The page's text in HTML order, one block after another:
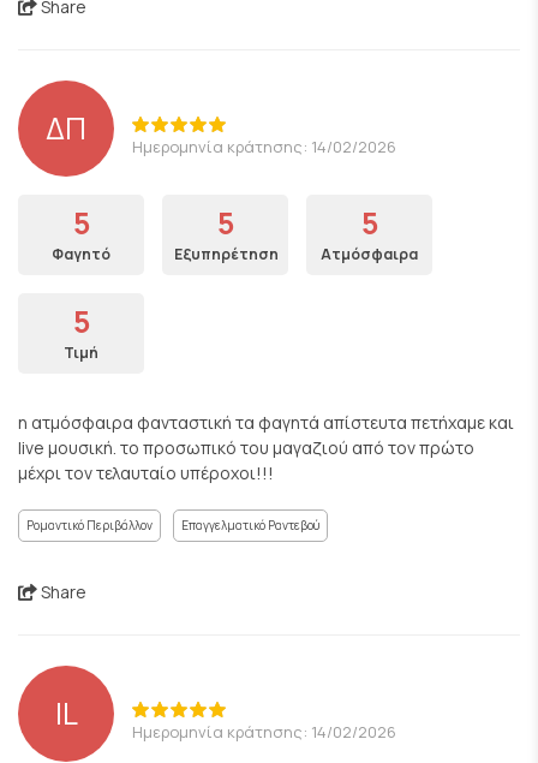
Share
ΔΠ Ημερομηνία κράτησης: 14/02/2026
5
Φαγητό
5
Εξυπηρέτηση
5
Ατμόσφαιρα
5
Τιμή
η ατμόσφαιρα φανταστική τα φαγητά απίστευτα πετήχαμε και
live μουσική. το προσωπικό του μαγαζιού από τον πρώτο
μέχρι τον τελαυταίο υπέροχοι!!!
Ρομαντικό Περιβάλλον Επαγγελματικό Ραντεβού
Share
IL Ημερομηνία κράτησης: 14/02/2026